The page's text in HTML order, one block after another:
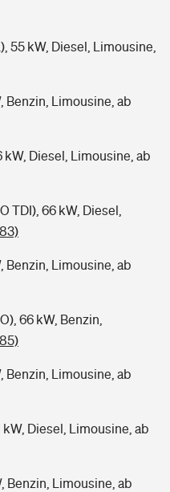
55 kW, Diesel, Limousine,
Benzin, Limousine, ab
kW, Diesel, Limousine, ab
TDI), 66 kW, Diesel,
Benzin, Limousine, ab
66 kW, Benzin,
Benzin, Limousine, ab
kW, Diesel, Limousine, ab
Benzin, Limousine, ab